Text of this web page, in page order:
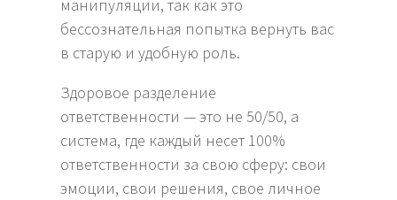
манипуляции, так как это
бессознательная попытка вернуть вас
в старую и удобную роль.
Здоровое разделение
ответственности — это не 50/50, а
система, где каждый несет 100%
ответственности за свою сферу: свои
эмоции, свои решения, свое личное